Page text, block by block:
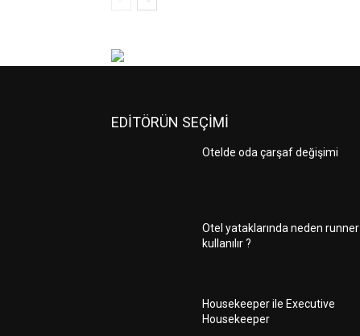
EDİTÖRÜN SEÇİMİ
Otelde oda çarşaf değişimi
Otel yataklarında neden runner
kullanılır ?
Housekeeper ile Executive
Housekeeper